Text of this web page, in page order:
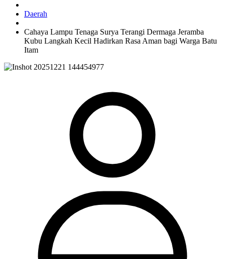
Daerah
Cahaya Lampu Tenaga Surya Terangi Dermaga Jeramba
Kubu Langkah Kecil Hadirkan Rasa Aman bagi Warga Batu
Itam